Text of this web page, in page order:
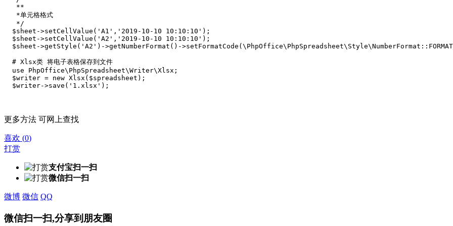
   **
   *单元格格式
   */
  $sheet->setCellValue('A1','2019-10-10 10:10:10');
  $sheet->setCellValue('A2','2019-10-10 10:10:10');
$sheet->getStyle('A2')->getNumberFormat()-
  # Xlsx类 将电子表格保存到文件
  use PhpOffice\PhpSpreadsheet\Writer\Xlsx;
  $writer = new Xlsx($spreadsheet);
  $writer->save('1.xlsx');
更多方法 可网上查找
喜欢 (0)
打赏
支付宝扫一扫
微信扫一扫
微博 微信 QQ
微信扫一扫,分享到朋友圈